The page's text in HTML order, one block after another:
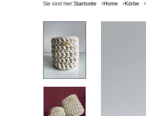
Sie sind hier:Startseite Home Körbe